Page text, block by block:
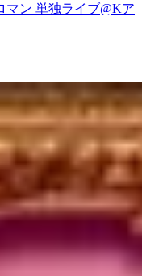
マン 単独ライブ@Kア